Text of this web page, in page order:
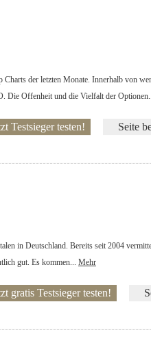
der letzten Monate. Innerhalb von
Die Offenheit und die Vielfalt der
Testsieger testen! Seite
in Deutschland. Bereits seit 2004
gut. Es kommen... Mehr
gratis Testsieger testen!